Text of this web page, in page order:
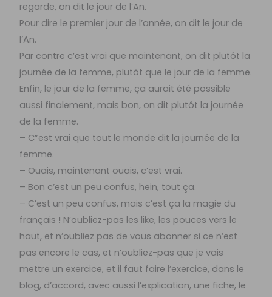
regarde, on dit le jour de l’An.
Pour dire le premier jour de l’année, on dit le jour de
l’An.
Par contre c’est vrai que maintenant, on dit plutôt la
journée de la femme, plutôt que le jour de la femme.
Enfin, le jour de la femme, ça aurait été possible
aussi finalement, mais bon, on dit plutôt la journée
de la femme.
– C”est vrai que tout le monde dit la journée de la
femme.
– Ouais, maintenant ouais, c’est vrai.
– Bon c’est un peu confus, hein, tout ça.
– C’est un peu confus, mais c’est ça la magie du
français ! N’oubliez-pas les like, les pouces vers le
haut, et n’oubliez pas de vous abonner si ce n’est
pas encore le cas, et n’oubliez-pas que je vais
mettre un exercice, et il faut faire l’exercice, dans le
blog, d’accord, avec aussi l’explication, une fiche, le